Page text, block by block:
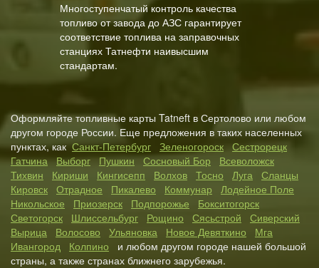
Многоступенчатый контроль качества
топливо от завода до АЗС гарантирует
соответствие топлива на заправочных
станциях Татнефти наивысшим
стандартам.
Оформляйте топливные карты Tatneft в Сертолово или любом
другом городе России. Еще предложения в таких населенных
пунктах, какСанкт-Петербург Зеленогороск Сестрорецк
Гатчина Выборг Пушкин Сосновый Бор
Всеволожск
Тихвин
Кириши Кингисепп Волхов Тосно Луга Сланцы
Кировск Отрадное Пикалево Коммунар
Лодейное Поле
Никольское
Приозерск Подпорожье
Бокситогорск
Светогорск
Шлиссельбург Рощино Сясьстрой
Сиверский
Вырица
Волосово Ульяновка Новое Девяткино
Мга
Ивангород
Колпино и любом другом городе нашей большой
страны, а также странах ближнего зарубежья.